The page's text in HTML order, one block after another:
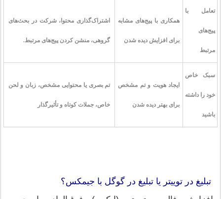
تعامل با
پیج‌های
مرتبط
همکاری با پیج‌های مشابه
برای افزایش دیده شدن
اشتراک‌گذاری محتوا، شرکت در بحث‌های
گروهی، منشن کردن پیج‌های مرتبط.
سبک خاص
خود را داشته
باشید
ایجاد هویت و تم مشخص
برای بهتر دیده شدن
تم بصری یا محتوایی مشخص، زبان و لحن
خاص، جملات کوتاه و تأثیرگذار
تبلیغ در توییتر یا تبلیغ در گوگل با جیمکس؟